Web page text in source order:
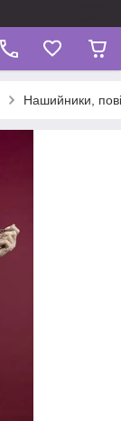
Нашийники,